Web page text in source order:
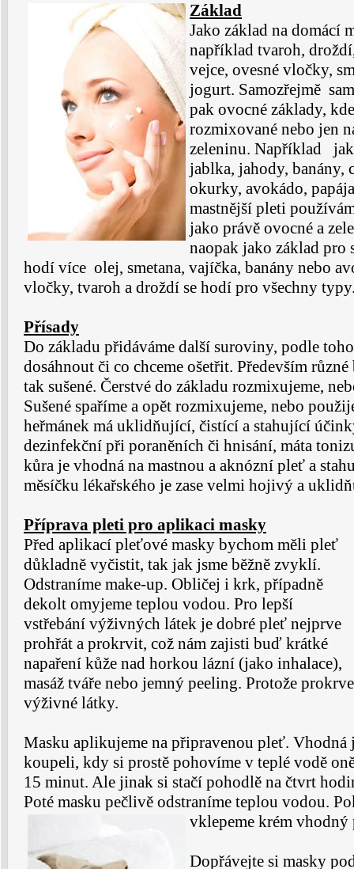
Základ
Jako základ na domácí
například tvaroh,
vejce, ovesné vločky,
jogurt. Samozřejmě
pak ovocné základy,
rozmixované nebo jen
zeleninu. Například
jablka, jahody, banány,
okurky, avokádo,
mastnější pleti
jako právě ovocné a
naopak jako základ pro
hodí více olej, smetana, vajíčka, banány nebo
vločky, tvaroh a droždí se hodí pro všechny
Přísady
Do základu přidáváme další suroviny, podle
dosáhnout či co chceme ošetřit. Především
tak sušené. Čerstvé do základu rozmixujeme,
Sušené spaříme a opět rozmixujeme, nebo
heřmánek má uklidňující, čistící a stahující
dezinfekční při poraněních či hnisání, máta
kůra je vhodná na mastnou a aknózní pleť a
měsíčku lékařského je zase velmi hojivý a
Příprava pleti pro aplikaci masky
Před aplikací pleťové masky bychom měli pleť
důkladně vyčistit, tak jak jsme běžně zvyklí.
Odstraníme make-up. Obličej i krk, případně
dekolt omyjeme teplou vodou. Pro lepší
vstřebání výživných látek je dobré pleť nejprve
prohřát a prokrvit, což nám zajisti buď krátké
napaření kůže nad horkou lázní (jako inhalace),
masáž tváře nebo jemný peeling. Protože
výživné látky.
Masku aplikujeme na připravenou pleť. Vhodná
koupeli, kdy si prostě pohovíme v teplé vodě
15 minut. Ale jinak si stačí pohodlě na čtvrt
Poté masku pečlivě odstraníme teplou vodou.
vklepeme krém
Dopřávejte si masky